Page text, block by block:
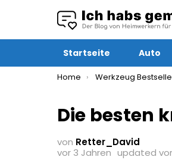
Startseite Auto
You are here:
Home Werkzeug
Die besten
von Retter_David
vor 3 Jahren updated